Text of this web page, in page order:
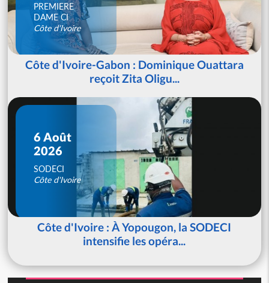
PREMIERE
DAME CI
Côte d'Ivoire
Côte d'Ivoire-Gabon : Dominique Ouattara
reçoit Zita Oligu...
6 Août
2026
SODECI
Côte d'Ivoire
Côte d'Ivoire : À Yopougon, la SODECI
intensifie les opéra...